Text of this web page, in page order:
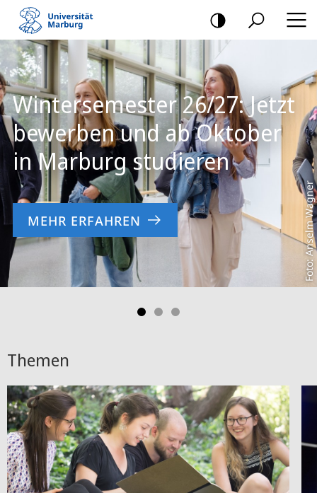
Mobile-
Navigation
Hauptinhalt
Foto: Anselm Wagner
Wintersemester 26/27: Jetzt
bewerben und ab Oktober
in Marburg studieren
MEHR ERFAHREN
Themen